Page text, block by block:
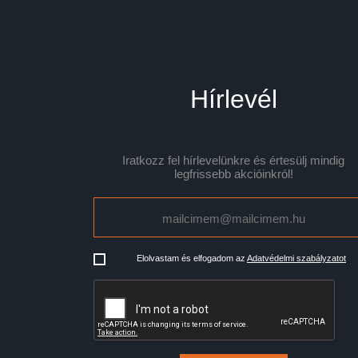
Hírlevél
Iratkozz fel hírlevelünkre és értesülj mindig
legfrissebb akcióinkról!
Elolvastam és elfogadom az Adatvédelmi szabályzatot